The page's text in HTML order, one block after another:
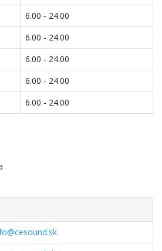
6.00 - 24.00
6.00 - 24.00
6.00 - 24.00
6.00 - 24.00
6.00 - 24.00